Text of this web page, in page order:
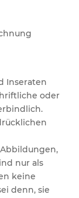
Inseraten
oder
nur als
keine
denn, sie